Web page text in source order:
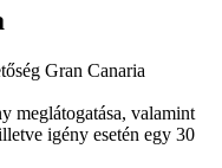
Gran Canaria
meglátogatása, valamint
igény esetén egy 30